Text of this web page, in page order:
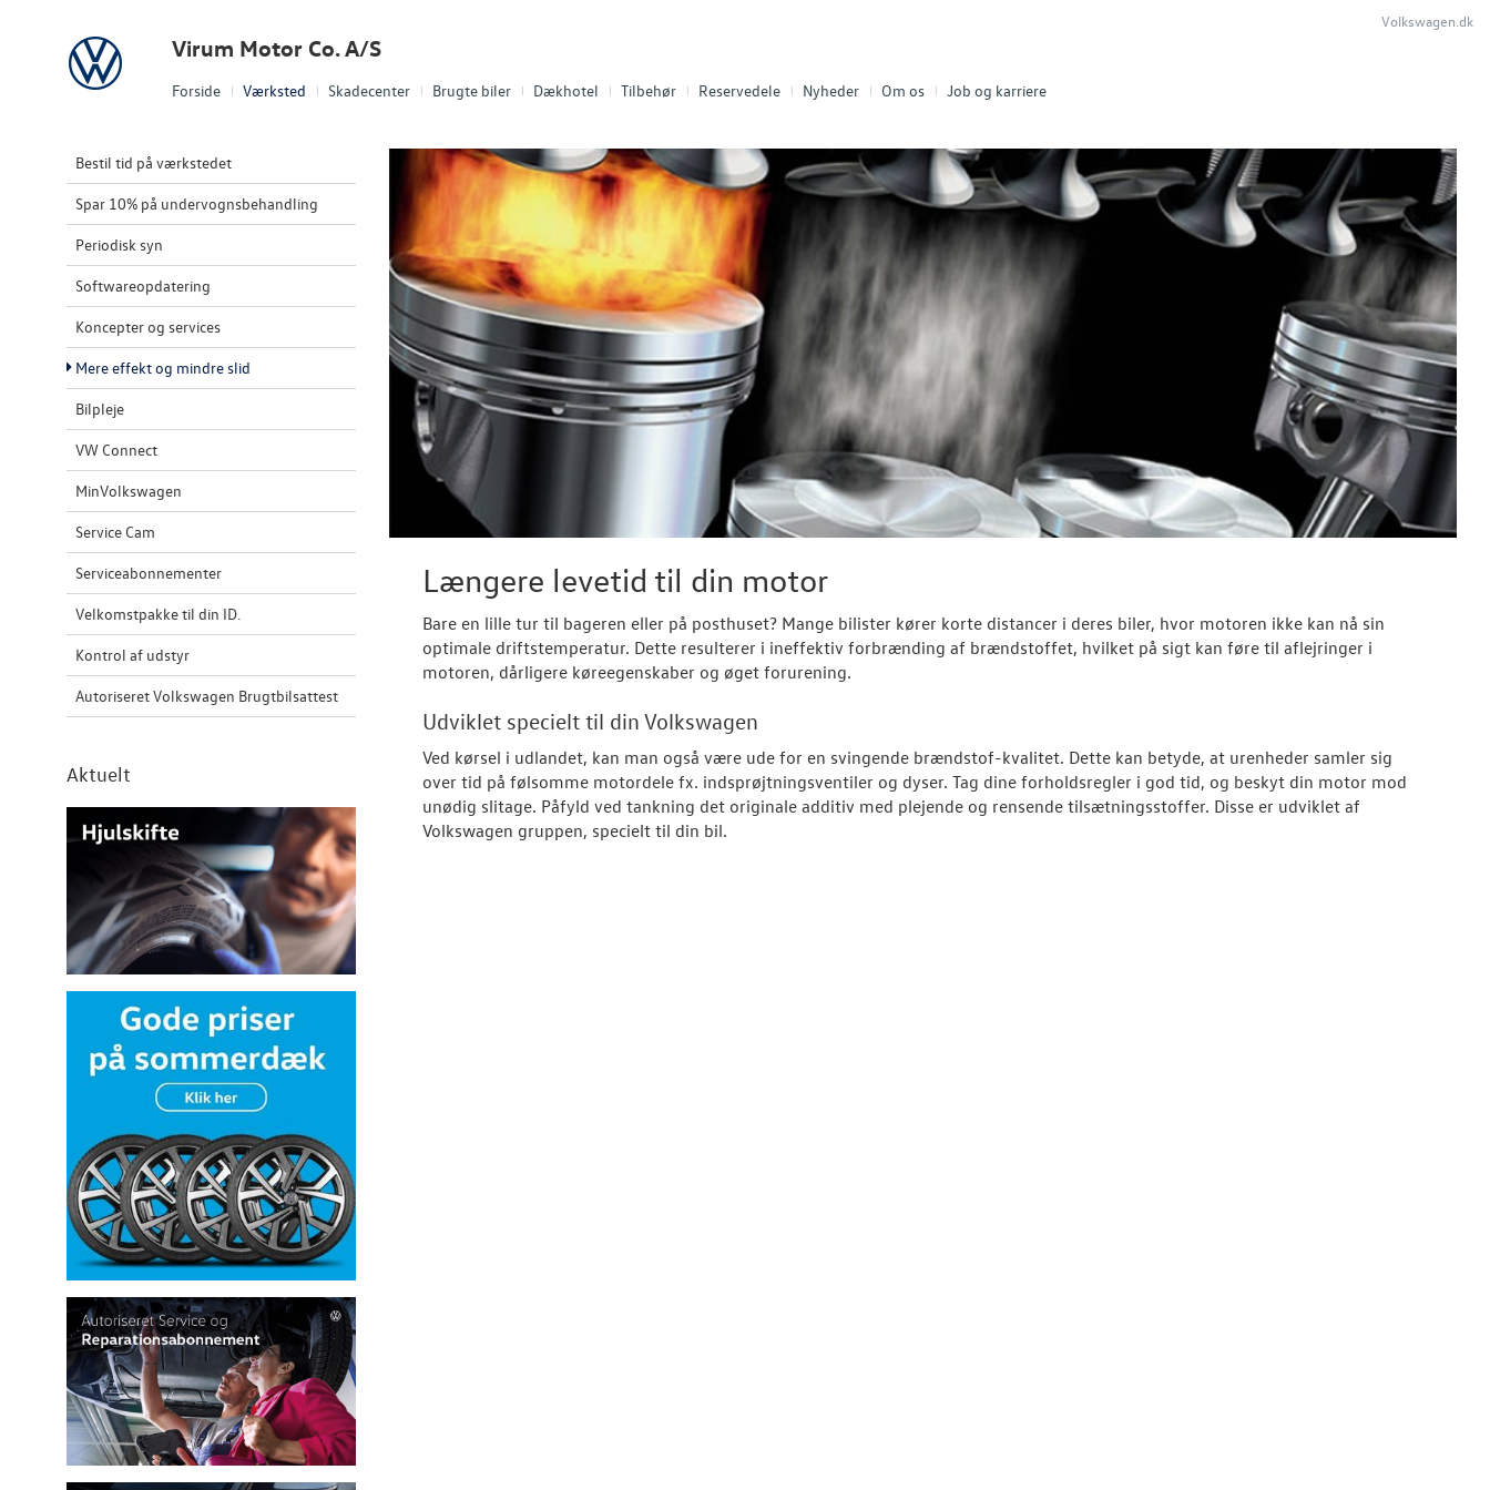
Forside Værksted Skadecenter Brugte biler Dækhotel Tilbehør Reservedele Nyheder Om os Job og karriere
Volkswagen Virum Motor Co. A/S
Volkswagen.dk
Bestil tid på værkstedet
Spar 10% på undervognsbehandling
Periodisk syn
Softwareopdatering
Koncepter og services
Mere effekt og mindre slid
Bilpleje
VW Connect
MinVolkswagen
Service Cam
Serviceabonnementer
Velkomstpakke til din ID.
Kontrol af udstyr
Autoriseret Volkswagen Brugtbilsattest
Aktuelt
Længere levetid til din motor
Bare en lille tur til bageren eller på posthuset? Mange bilister kører korte distancer i deres biler, hvor motoren ikke kan nå sin
optimale driftstemperatur. Dette resulterer i ineffektiv forbrænding af brændstoffet, hvilket på sigt kan føre til aflejringer i
motoren, dårligere køreegenskaber og øget forurening.
Udviklet specielt til din Volkswagen
Ved kørsel i udlandet, kan man også være ude for en svingende brændstof-kvalitet. Dette kan betyde, at urenheder samler sig
over tid på følsomme motordele fx. indsprøjtningsventiler og dyser. Tag dine forholdsregler i god tid, og beskyt din motor mod
unødig slitage. Påfyld ved tankning det originale additiv med plejende og rensende tilsætningsstoffer. Disse er udviklet af
Volkswagen gruppen, specielt til din bil.